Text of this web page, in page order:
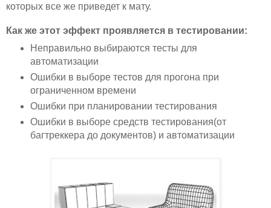
которых все же приведет к мату.
Как же этот эффект проявляется в тестировании:
Неправильно выбираются тесты для
автоматизации
Ошибки в выборе тестов для прогона при
ограниченном времени
Ошибки при планировании тестирования
Ошибки в выборе средств тестирования(от
багтреккера до документов) и автоматизации